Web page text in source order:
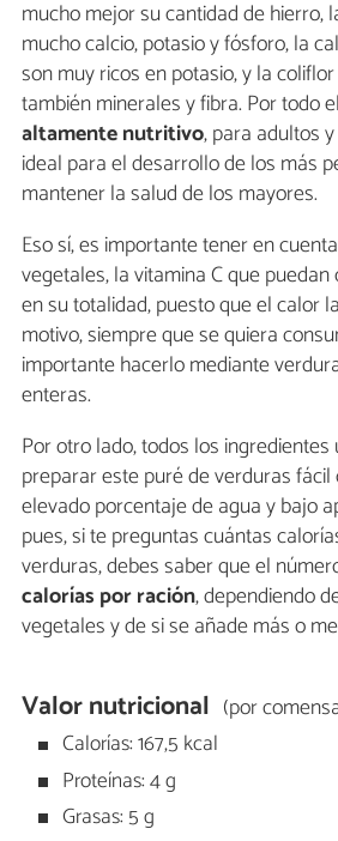
mucho mejor su cantidad de hierro,
mucho calcio, potasio y fósforo, la
son muy ricos en potasio, y la
también minerales y fibra. Por todo
altamente nutritivo, para adultos
ideal para el desarrollo de los más
mantener la salud de los mayores.
Eso sí, es importante tener en
vegetales, la vitamina C que
en su totalidad, puesto que el calor
motivo, siempre que se quiera
importante hacerlo mediante
enteras.
Por otro lado, todos los
preparar este puré de verduras
elevado porcentaje de agua y bajo
pues, si te preguntas cuántas
verduras, debes saber que el
calorías por ración, dependiendo
vegetales y de si se añade más o
Valor nutricional (por
Calorías: 167,5 kcal
Proteínas: 4 g
Grasas: 5 g